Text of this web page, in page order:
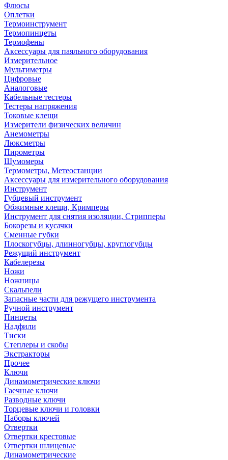
Флюсы
Оплетки
Термоинструмент
Термопинцеты
Термофены
Аксессуары для паяльного оборудования
Измерительное
Мультиметры
Цифровые
Аналоговые
Кабельные тестеры
Тестеры напряжения
Токовые клещи
Измерители физических величин
Анемометры
Люксметры
Пирометры
Шумомеры
Термометры, Метеостанции
Аксессуары для измерительного оборудования
Инструмент
Губцевый инструмент
Обжимные клещи, Кримперы
Инструмент для снятия изоляции, Стрипперы
Бокорезы и кусачки
Сменные губки
Плоскогубцы, длинногубцы, круглогубцы
Режущий инструмент
Кабелерезы
Ножи
Ножницы
Скальпели
Запасные части для режущего инструмента
Ручной инструмент
Пинцеты
Надфили
Тиски
Степлеры и скобы
Экстракторы
Прочее
Ключи
Динамометрические ключи
Гаечные ключи
Разводные ключи
Торцевые ключи и головки
Наборы ключей
Отвертки
Отвертки крестовые
Отвертки шлицевые
Динамометрические